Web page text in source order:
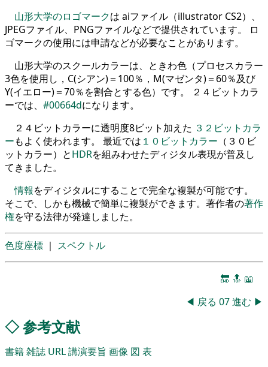
山形大学のロゴマークは aiファイル（illustrator CS2）、
JPEGファイル、PNGファイルなどで提供されています。 ロ
ゴマークの使用には申請などが必要なことがあります。
山形大学のスクールカラーは、ときわ色（プロセスカラー
3色を使用し，C(シアン)＝100％，M(マゼンタ)＝60％及び
Y(イエロー)＝70％を割合とする色）です。 ２４ビットカラ
ーでは、 #00664dになります。
２４ビットカラーに透明度8ビット加えた ３２ビットカラ
ーもよく使われます。 最近では １０ビットカラー （３０ビ
ットカラー）とHDRを組みわせたディジタル表現が普及し
てきました。
情報をディジタルにすることで完全な複製が可能です。
そこで、しかも機械で簡単に複製ができます。著作者の著作
権を守る法律が発達しました。
色度座標 ｜ スペクトル
🔚 🔝 📖
◀ 戻る 07進む ▶
◇参考文献
書籍雑誌 URL講演要旨 画像 図 表